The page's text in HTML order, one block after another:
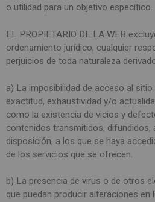
o utilidad para un objetivo específico.
EL PROPIETARIO DE LA WEB
ordenamiento jurídico, cualquier
perjuicios de toda naturaleza
a) La imposibilidad de acceso al
exactitud, exhaustividad y/o
como la existencia de vicios y
contenidos transmitidos, difundidos,
disposición, a los que se haya
de los servicios que se ofrecen.
b) La presencia de virus o de otros
que puedan producir alteraciones